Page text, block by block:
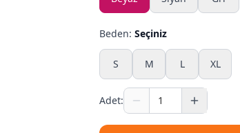
Beden: Seçiniz
S M L XL
Adet: